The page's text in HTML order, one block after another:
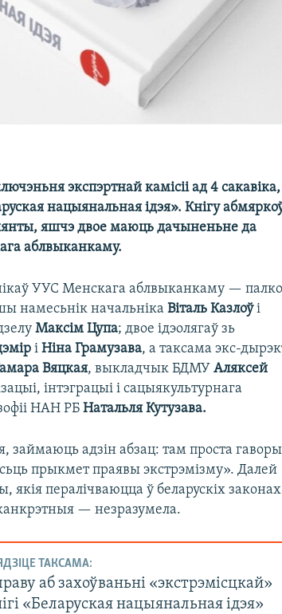
экспэртнай камісіі ад 4
нацыянальная ідэя». Кнігу
яшчэ двое маюць дачыненьне да
аблвыканкаму.
УУС Менскага аблвыканкаму —
намесьнік начальнікаВіталь Казлоўі
Максім Цупа; двое ідэолягаў зь
і Ніна Грамузава, а таксама экс-
Вяцкая, выкладчык БДМУАляксей
інтэграцыі і сацыякультурнага
НАН РБНатальля Кутузава.
займаюць адзін абзац: там проста
прыкмет праявы экстрэмізму». Далей
пералічваюцца ў беларускіх
— незразумела.
ТАКСАМА:
аб захоўваньні «экстрэмісцкай»
«Беларуская нацыянальная ідэя»